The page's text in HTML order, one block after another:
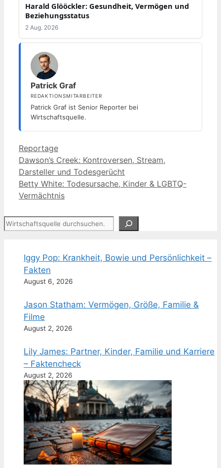
Harald Glööckler: Gesundheit, Vermögen und
Beziehungsstatus
2 Aug. 2026
Patrick Graf
REDAKTIONSMITARBEITER
Patrick Graf ist Senior Reporter bei
Wirtschaftsquelle.
Kategorien
Reportage
Dawson’s Creek: Kontroversen, Stream,
Darsteller und Todesgerücht
Betty White: Todesursache, Kinder & LGBTQ-
Vermächtnis
Suchen
Iggy Pop: Krankheit, Bowie und Persönlichkeit –
Fakten
August 6, 2026
Jason Statham: Vermögen, Größe, Familie &
Filme
August 2, 2026
Lily James: Partner, Kinder, Familie und Karriere
– Faktencheck
August 2, 2026